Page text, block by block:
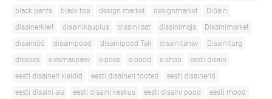
black pants
black top design market designmarket
Di5ain
disainerkleit
disainikauplus disainilaat disainimaja
Disainimarket
disainiöö
disainipood disainipood Tali disainitänav
Disainiturg
dresses
e-esmaspäev e-poes e-pood e-shop
eesti disain
eesti disaineri kleidid
eesti disaineri tooted
eesti disainerid
eesti disaini ala
eesti disaini keskus eesti disaini pood
eesti mood